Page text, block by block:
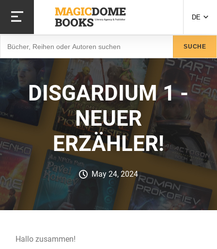
zum
Inhalt
DE
SUCHE
DISGARDIUM 1 -
NEUER
ERZÄHLER!
May 24, 2024
Hallo zusammen!